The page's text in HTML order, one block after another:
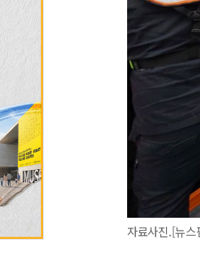
자료사진.[뉴